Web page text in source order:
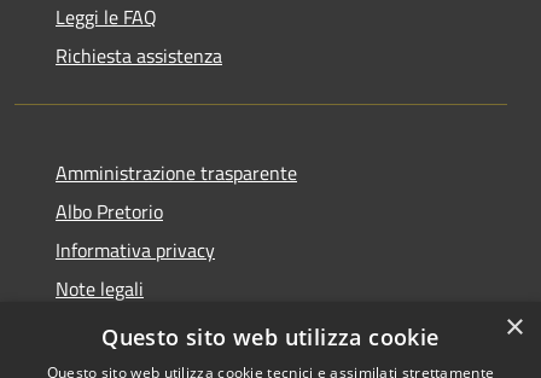
Leggi le FAQ
Richiesta assistenza
Amministrazione trasparente
Albo Pretorio
Informativa privacy
Note legali
Dichiarazione di accessibilità
×
Questo sito web utilizza cookie
Questo sito web utilizza cookie tecnici e assimilati strettamente